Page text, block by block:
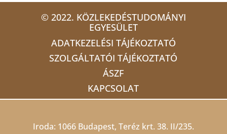
© 2022. KÖZLEKEDÉSTUDOMÁNYI
EGYESÜLET
ADATKEZELÉSI TÁJÉKOZTATÓ
SZOLGÁLTATÓI TÁJÉKOZTATÓ
ÁSZF
KAPCSOLAT
Iroda: 1066 Budapest, Teréz krt. 38. II/235.